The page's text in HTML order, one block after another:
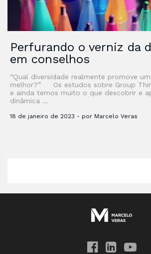
Perfurando o verniz da
em conselhos
“Qual diversidade realmente promove
melhor?” Os estudos sobre Group
e ainda temos muito o que descobrir e
dinâmica …
18 de janeiro de 2023 - por Marcelo Veras